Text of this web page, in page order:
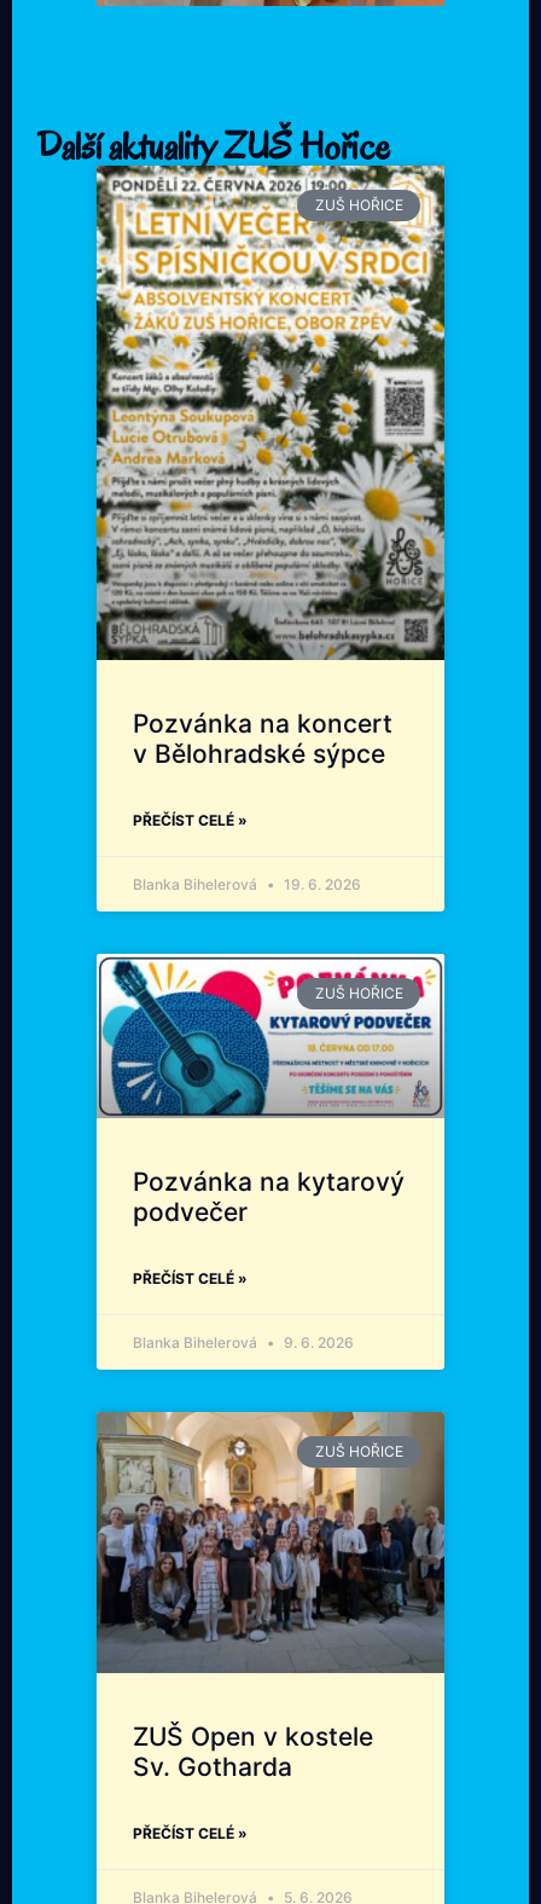
Další aktuality ZUŠ Hořice
ZUŠ HOŘICE
Pozvánka na koncert
v Bělohradské sýpce
PŘEČÍST CELÉ »
Blanka Bihelerová 19. 6. 2026
ZUŠ HOŘICE
Pozvánka na kytarový
podvečer
PŘEČÍST CELÉ »
Blanka Bihelerová 9. 6. 2026
ZUŠ HOŘICE
ZUŠ Open v kostele
Sv. Gotharda
PŘEČÍST CELÉ »
Blanka Bihelerová 5. 6. 2026